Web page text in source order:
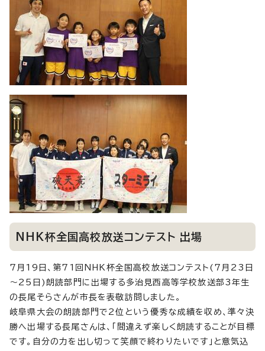
NHK杯全国高校放送コンテスト 出場
7月19日、第71回NHK杯全国高校放送コンテスト(7月23日
～25日)朗読部門に出場する多治見西高等学校放送部3年生
の長尾そらさんが市長を表敬訪問しました。
岐阜県大会の朗読部門で2位という優秀な成績を収め、準々決
勝へ出場する長尾さんは、「間違えず楽しく朗読することが目標
です。自分の力を出し切って笑顔で終わりたいです」と意気込